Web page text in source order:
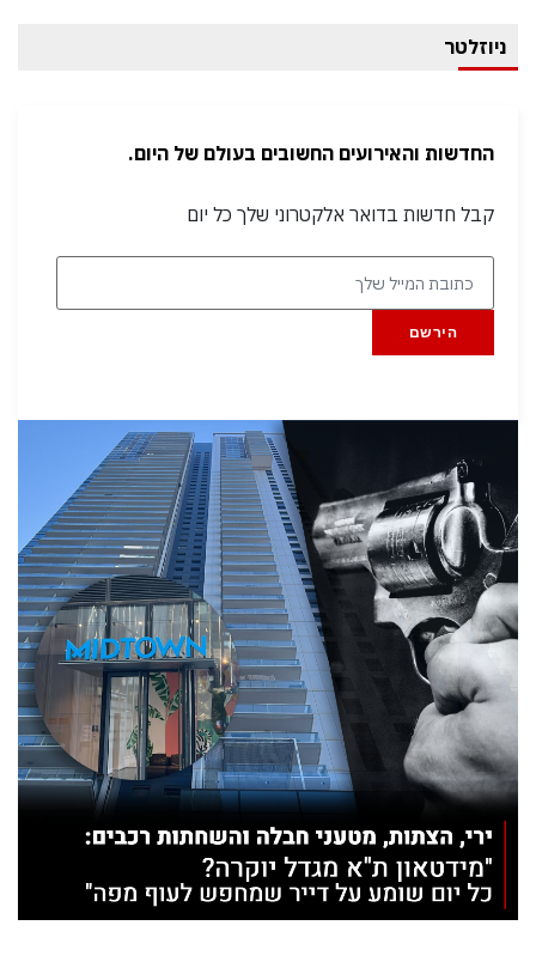
ניוזלטר
החדשות והאירועים החשובים בעולם של היום.
קבל חדשות בדואר אלקטרוני שלך כל יום
הירשם